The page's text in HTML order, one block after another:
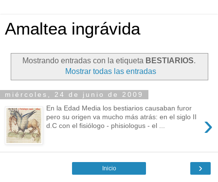
Amaltea ingrávida
Mostrando entradas con la etiqueta BESTIARIOS.
Mostrar todas las entradas
miércoles, 24 de junio de 2009
›
En la Edad Media los bestiarios causaban furor
pero su origen va mucho más atrás: en el siglo II
d.C con el fisiólogo - phisiologus - el ...
›
Inicio